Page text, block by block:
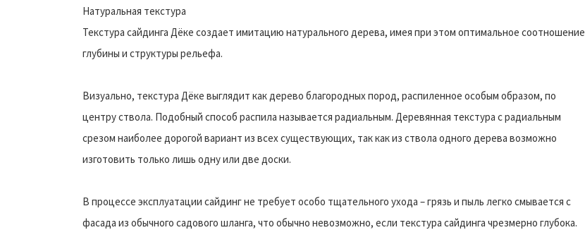
Натуральная текстура
Текстура сайдинга Дёке создает имитацию натурального дерева, имея при этом оптимальное соотношение
глубины и структуры рельефа.
Визуально, текстура Дёке выглядит как дерево благородных пород, распиленное особым образом, по
центру ствола. Подобный способ распила называется радиальным. Деревянная текстура с радиальным
срезом наиболее дорогой вариант из всех существующих, так как из ствола одного дерева возможно
изготовить только лишь одну или две доски.
В процессе эксплуатации сайдинг не требует особо тщательного ухода – грязь и пыль легко смывается с
фасада из обычного садового шланга, что обычно невозможно, если текстура сайдинга чрезмерно глубока.